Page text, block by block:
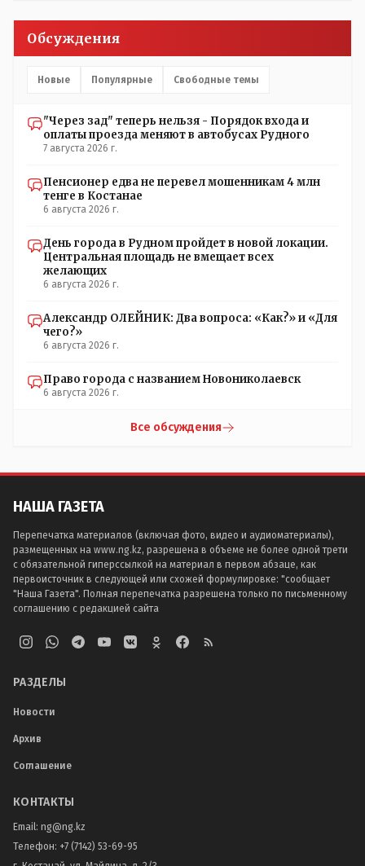
Кондуктор - помимо удобства - несомненно рабочие
места. Сколько людей можно трудоустроить? Но зачем,
контролировать , и (в редких случаях оплаты наличкой)
умудряемся похерить(
Обсуждения
Новые Популярные Свободные темы
"Через зад" теперь нельзя - Порядок входа и
оплаты проезда меняют в автобусах Рудного
7 августа 2026 г.
Пенсионер едва не перевел мошенникам 4 млн
тенге в Костанае
6 августа 2026 г.
День города в Рудном пройдет в новой локации.
Центральная площадь не вмещает всех
желающих
6 августа 2026 г.
Александр ОЛЕЙНИК: Два вопроса: «Как?» и «Для
чего?»
6 августа 2026 г.
Право города с названием Новониколаевск
6 августа 2026 г.
Все обсуждения
НАША ГАЗЕТА
Перепечатка материалов (включая фото, видео и аудиоматериалы),
размещенных на www.ng.kz, разрешена в объеме не более одной трети
с обязательной гиперссылкой на материал в первом абзаце, как
первоисточник в следующей или схожей формулировке: "сообщает
"Наша Газета". Полная перепечатка разрешена только по письменному
соглашению с редакцией сайта
РАЗДЕЛЫ
Новости
Архив
Соглашение
КОНТАКТЫ
Email: ng@ng.kz
Телефон: +7 (7142) 53-69-95